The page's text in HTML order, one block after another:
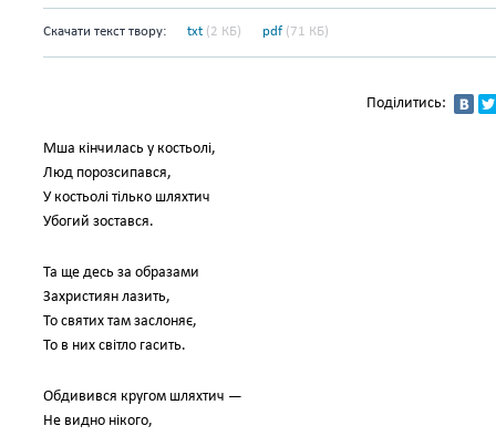
Скачати текст твору: txt (2 КБ) pdf (71 КБ)
Поділитись:
Мша кінчилась у костьолі,
Люд порозсипався,
У костьолі тілько шляхтич
Убогий зостався.
Та ще десь за образами
Захристиян лазить,
То святих там заслоняє,
То в них світло гасить.
Обдивився кругом шляхтич —
Не видно нікого,